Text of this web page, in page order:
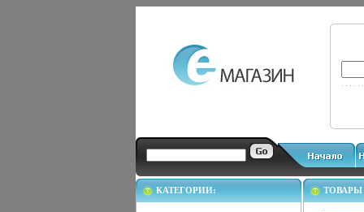
КАТЕГОРИИ: ТОВАРЫ